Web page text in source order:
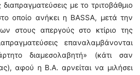
με το τριτοβάθμιο
οποίο ανήκει η BASSA, μετά την
στους απεργούς στο κτίριο της
επαναλαμβάνονται
διαμεσολαβητή» (κάτι σαν
αφού η Β.Α. αρνείται να μιλήσει